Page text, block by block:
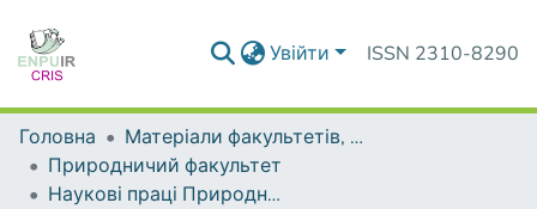
Увійти ISSN 2310-8290
Головна
Матеріали факультетів, інститутів, підрозділів
Природничий факультет
Наукові праці Природничого факультету